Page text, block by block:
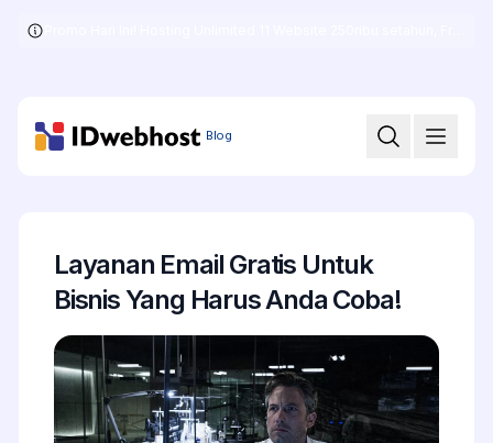
Blog
Layanan Email Gratis Untuk
Bisnis Yang Harus Anda Coba!